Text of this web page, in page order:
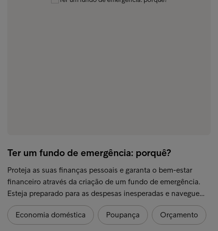
Ter um fundo de emergência: porquê?
Proteja as suas finanças pessoais e garanta o bem-estar
financeiro através da criação de um fundo de emergência.
Esteja preparado para as despesas inesperadas e navegue…
Economia doméstica Poupança Orçamento